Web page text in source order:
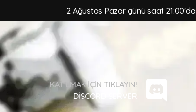
2 Ağustos Pazar günü saat 21:00'da,
KATILMAK IÇIN TIKLAYIN!
DISCORD SERVER